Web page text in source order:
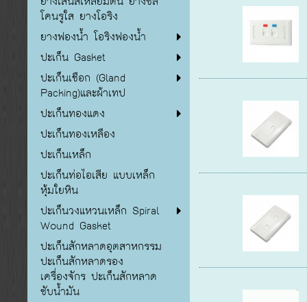
โคนรูใส ยางโอริง
ยางฟองน้ำ โอริงฟองน้ำ
ปะเก็น Gasket
ปะเก็นเชือก (Gland
Packing)และผ้าเทป
ปะเก็นทองแดง
ปะเก็นทองเหลือง
ปะเก็นเหล็ก
ปะเก็นท่อไอเสีย แบบเหล็ก
หุ้มใยหิน
ปะเก็นวงแหวนเหล็ก Spiral
Wound Gasket
ปะเก็นสักหลาดอุตสาหกรรม
ปะเก็นสักหลาดรอง
เครื่องจักร ปะเก็นสักหลาด
ซับน้ำมัน